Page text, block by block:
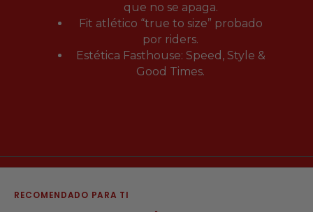
que no se apaga.
Fit atlético “true to size” probado
por riders.
Estética Fasthouse: Speed, Style &
Good Times.
RECOMENDADO PARA TI